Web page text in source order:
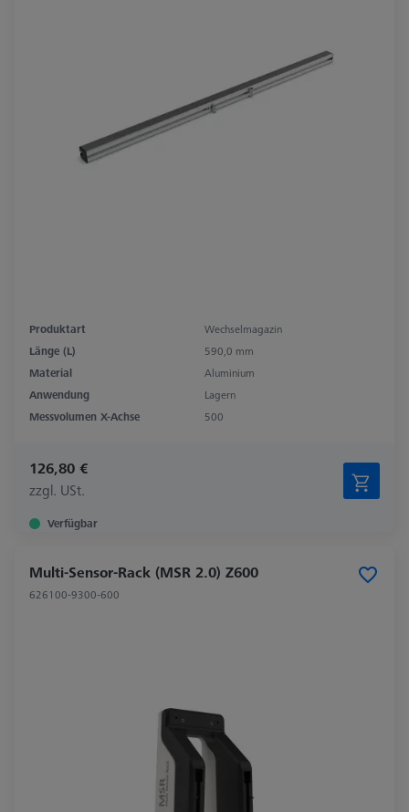
Produktart
Wechselmagazin
Länge (L)
590,0 mm
Material
Aluminium
Anwendung
Lagern
Messvolumen X-Achse
500
126,80 €
zzgl. USt.
Verfügbar
Multi-Sensor-Rack (MSR 2.0) Z600
626100-9300-600